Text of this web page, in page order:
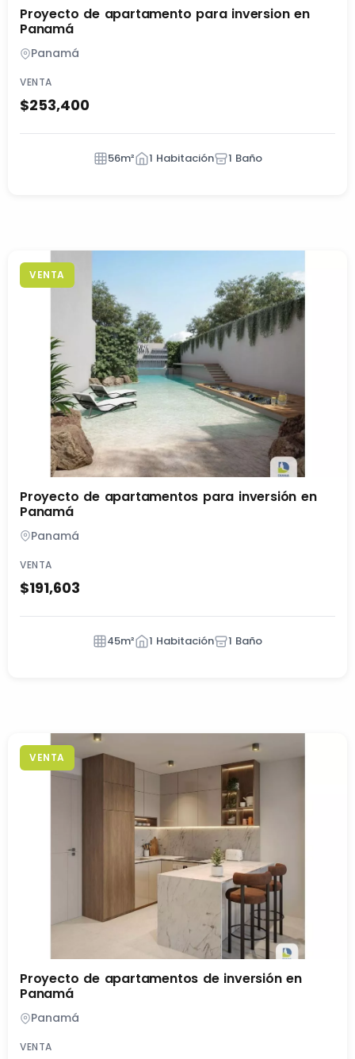
Proyecto de apartamento para inversion en
Panamá
Panamá
VENTA
$253,400
56m² 1 Habitación 1 Baño
VENTA
Proyecto de apartamentos para inversión en
Panamá
Panamá
VENTA
$191,603
45m² 1 Habitación 1 Baño
VENTA
Proyecto de apartamentos de inversión en
Panamá
Panamá
VENTA